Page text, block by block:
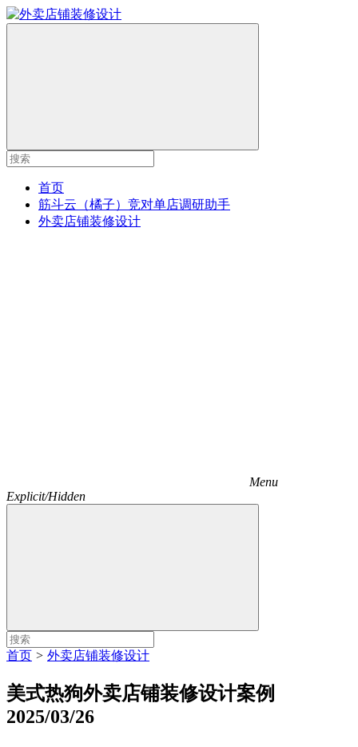
首页
筋斗云（橘子）竞对单店调研助手
外卖店铺装修设计
Menu
Explicit/Hidden
首页 > 外卖店铺装修设计
美式热狗外卖店铺装修设计案例
2025/03/26